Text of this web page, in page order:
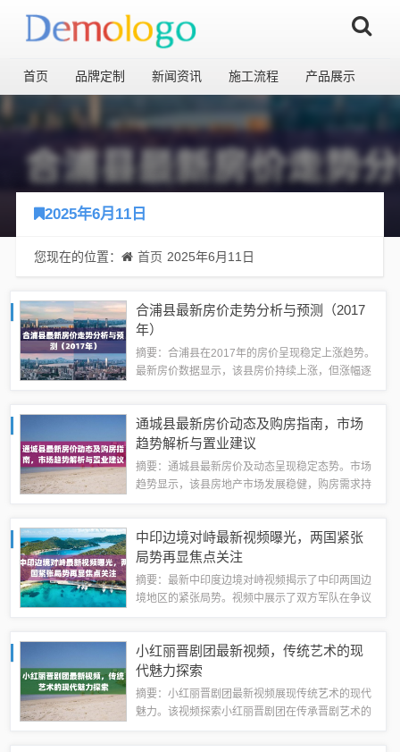
首页 品牌定制 新闻资讯 施工流程 产品展示
2025年6月11日
您现在的位置： 首页 2025年6月11日
合浦县最新房价走势分析与预测（2017
年）
摘要：合浦县在2017年的房价呈现稳定上涨趋势。
最新房价数据显示，该县房价持续上涨，但涨幅逐
势还需结合市场供求、政策调控等多方面...
通城县最新房价动态及购房指南，市场
趋势解析与置业建议
摘要：通城县最新房价及动态呈现稳定态势。市场
趋势显示，该县房地产市场发展稳健，购房需求持
求和经济状况选择合适的房源，同时关注政府...
中印边境对峙最新视频曝光，两国紧张
局势再显焦点关注
摘要：最新中印度边境对峙视频揭示了中印两国边
境地区的紧张局势。视频中展示了双方军队在争议
通过对话和协商解决分歧，避免局势进一步升...
小红丽晋剧团最新视频，传统艺术的现
代魅力探索
摘要：小红丽晋剧团最新视频展现传统艺术的现代
魅力。该视频探索小红丽晋剧团在传承晋剧艺术的